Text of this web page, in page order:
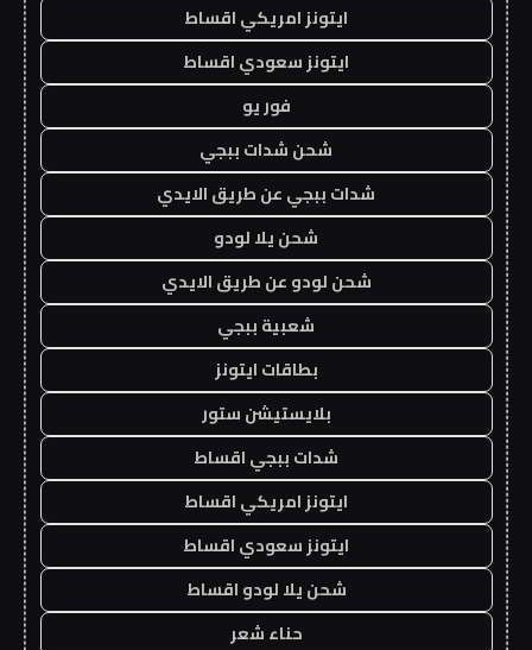
ايتونز امريكي اقساط
ايتونز سعودي اقساط
فور يو
شحن شدات ببجي
شدات ببجي عن طريق الايدي
شحن يلا لودو
شحن لودو عن طريق الايدي
شعبية ببجي
بطاقات ايتونز
بلايستيشن ستور
شدات ببجي اقساط
ايتونز امريكي اقساط
ايتونز سعودي اقساط
شحن يلا لودو اقساط
حناء شعر